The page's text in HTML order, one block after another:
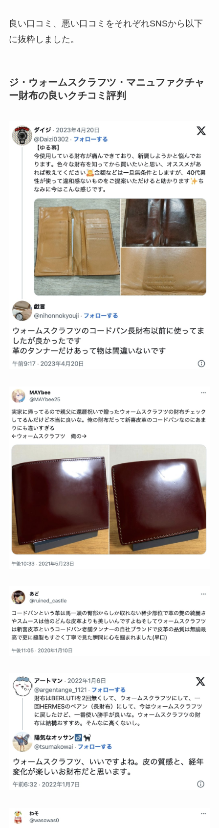
良い口コミ、悪い口コミをそれぞれSNSから以下
に抜粋しました。
ジ・ウォームスクラフツ・マニュファクチャ
ー財布の良いクチコミ評判